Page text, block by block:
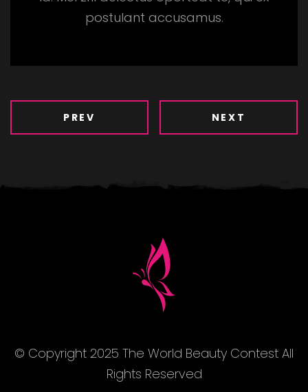
postulant accusamus.
PREV NEXT
© Copyright 2025 The World Beauty Contest All
Rights Reserved